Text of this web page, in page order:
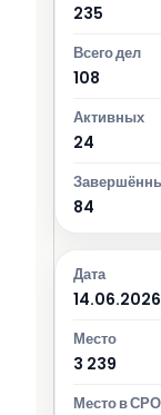
235
108
24
84
14.06.2026
3 239